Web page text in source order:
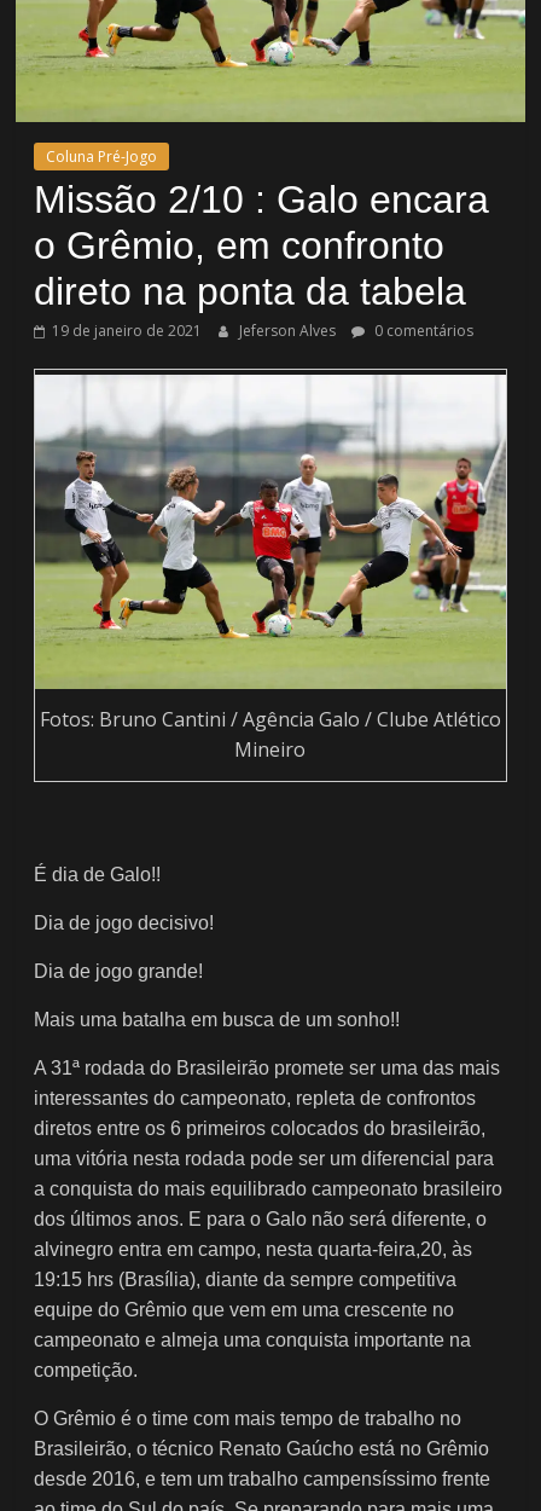
Coluna Pré-Jogo
Missão 2/10 : Galo encara
o Grêmio, em confronto
direto na ponta da tabela
19 de janeiro de 2021 Jeferson Alves 0 comentários
Fotos: Bruno Cantini / Agência Galo / Clube Atlético
Mineiro
É dia de Galo!!
Dia de jogo decisivo!
Dia de jogo grande!
Mais uma batalha em busca de um sonho!!
A 31ª rodada do Brasileirão promete ser uma das mais
interessantes do campeonato, repleta de confrontos
diretos entre os 6 primeiros colocados do brasileirão,
uma vitória nesta rodada pode ser um diferencial para
a conquista do mais equilibrado campeonato brasileiro
dos últimos anos. E para o Galo não será diferente, o
alvinegro entra em campo, nesta quarta-feira,20, às
19:15 hrs (Brasília), diante da sempre competitiva
equipe do Grêmio que vem em uma crescente no
campeonato e almeja uma conquista importante na
competição.
O Grêmio é o time com mais tempo de trabalho no
Brasileirão, o técnico Renato Gaúcho está no Grêmio
desde 2016, e tem um trabalho campensíssimo frente